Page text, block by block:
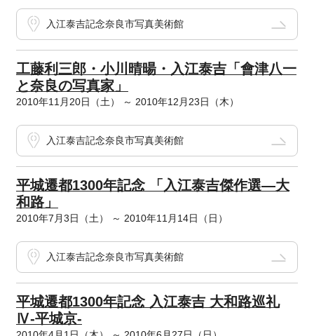
入江泰吉記念奈良市写真美術館
工藤利三郎・小川晴暘・入江泰吉「會津八一
と奈良の写真家」
2010年11月20日（土） ～ 2010年12月23日（木）
入江泰吉記念奈良市写真美術館
平城遷都1300年記念 「入江泰吉傑作選―大
和路」
2010年7月3日（土） ～ 2010年11月14日（日）
入江泰吉記念奈良市写真美術館
平城遷都1300年記念 入江泰吉 大和路巡礼
Ⅳ-平城京-